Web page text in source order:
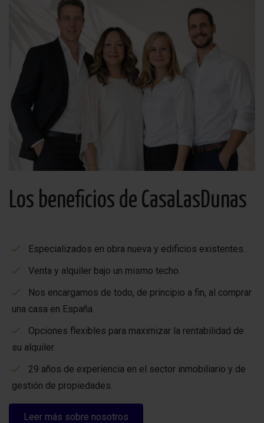
*Más información sobre la región:
En verano, Torrevieja atrae a muchos amantes del sol,
pero también un gran número de visitantes en invierno
encuentran aquí su lugar. En las inmediaciones puedes
andar en bicicleta y caminar a tu antojo, incluido el
Parque Natural de Mata, conocido por sus lagunas de
agua salada y flamencos rosados. Los lagos son
especialmente populares entre las personas con
problemas cardíacos, reumatismo, artritis o asma, para
quienes se dice que los poderes curativos de los lagos
salados en combinación con el clima cálido y el aire
limpio proporcionan alivio.
Los beneficios de CasaLasDunas
Especializados en obra nueva y edificios existentes.
Venta y alquiler bajo un mismo techo.
Nos encargamos de todo, de principio a fin, al comprar
una casa en España.
Opciones flexibles para maximizar la rentabilidad de
su alquiler.
29 años de experiencia en el sector inmobiliario y de
gestión de propiedades.
Leer más sobre nosotros